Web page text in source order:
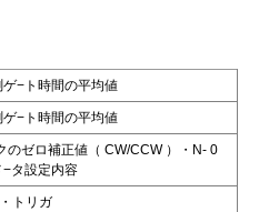
−ト時間の平均値
−ト時間の平均値
のゼロ補正値（ CW/CCW ）・N- 0
タ設定内容
トリガ